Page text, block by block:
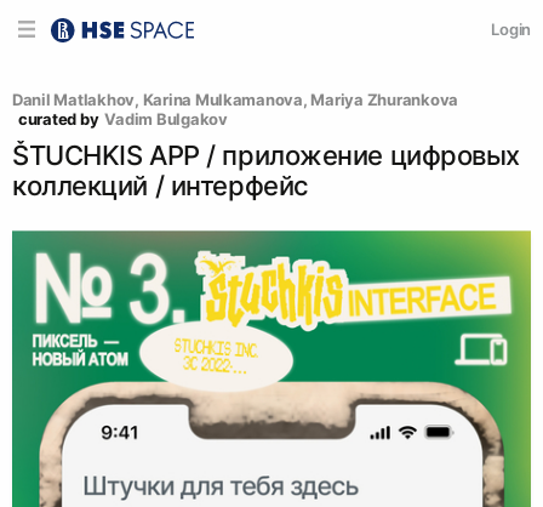
Login
Danil Matlakhov, Karina Mulkamanova, Mariya Zhurankova
curated by Vadim Bulgakov
ŠTUCHKIS APP / приложение цифровых
коллекций / интерфейс